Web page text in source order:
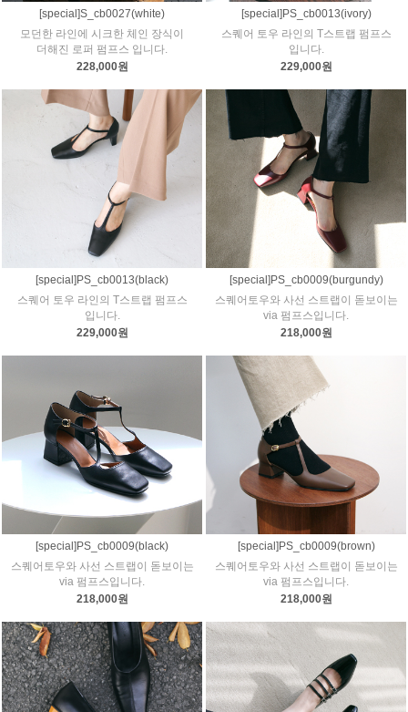
[special]S_cb0027(white)
모던한 라인에 시크한 체인 장식이
더해진 로퍼 펌프스 입니다.
228,000원
[special]PS_cb0013(ivory)
스퀘어 토우 라인의 T스트랩 펌프스
입니다.
229,000원
[special]PS_cb0013(black)
스퀘어 토우 라인의 T스트랩 펌프스
입니다.
229,000원
[special]PS_cb0009(burgundy)
스퀘어토우와 사선 스트랩이 돋보이는
via 펌프스입니다.
218,000원
[special]PS_cb0009(black)
스퀘어토우와 사선 스트랩이 돋보이는
via 펌프스입니다.
218,000원
[special]PS_cb0009(brown)
스퀘어토우와 사선 스트랩이 돋보이는
via 펌프스입니다.
218,000원